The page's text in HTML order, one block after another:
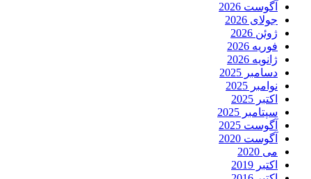
آگوست 2026
جولای 2026
ژوئن 2026
فوریه 2026
ژانویه 2026
دسامبر 2025
نوامبر 2025
اکتبر 2025
سپتامبر 2025
آگوست 2025
آگوست 2020
می 2020
اکتبر 2019